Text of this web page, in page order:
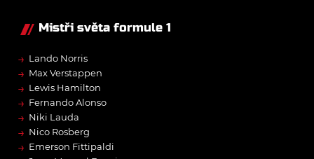
Mistři světa formule 1
→ Lando Norris
→ Max Verstappen
→ Lewis Hamilton
→ Fernando Alonso
→ Niki Lauda
→ Nico Rosberg
→ Emerson Fittipaldi